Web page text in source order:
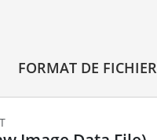
FORMAT DE FICHIER